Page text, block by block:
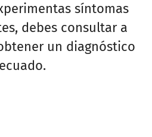
síntomas
debes consultar a
un diagnóstico